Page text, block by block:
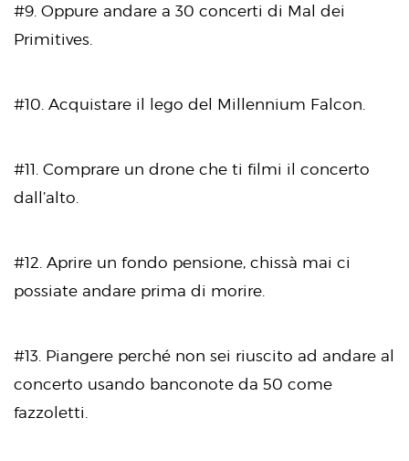
#9. Oppure andare a 30 concerti di Mal dei
Primitives.
#10. Acquistare il lego del Millennium Falcon.
#11. Comprare un drone che ti filmi il concerto
dall’alto.
#12. Aprire un fondo pensione, chissà mai ci
possiate andare prima di morire.
#13. Piangere perché non sei riuscito ad andare al
concerto usando banconote da 50 come
fazzoletti.